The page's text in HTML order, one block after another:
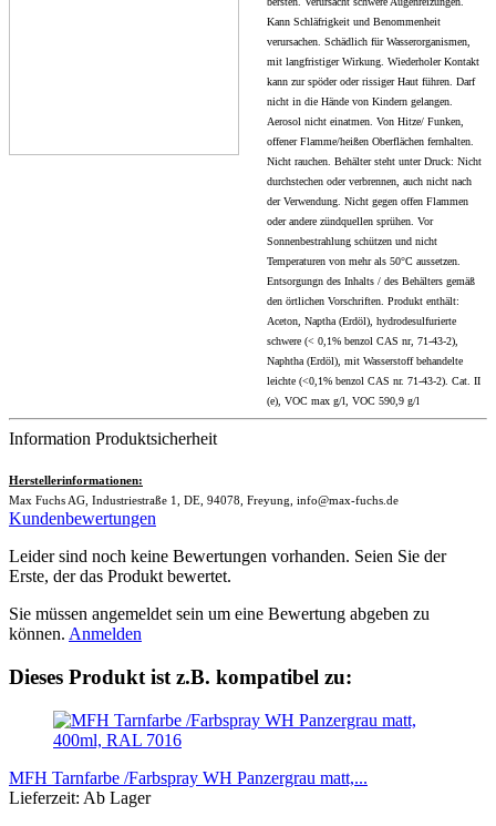
Kann Schläfrigkeit und Benommenheit
verursachen. Schädlich für Wasserorganismen,
mit langfristiger Wirkung. Wiederholer Kontakt
kann zur spöder oder rissiger Haut führen. Darf
nicht in die Hände von Kindern gelangen.
Aerosol nicht einatmen. Von Hitze/ Funken,
offener Flamme/heißen Oberflächen fernhalten.
Nicht rauchen. Behälter steht unter Druck: Nicht
durchstechen oder verbrennen, auch nicht nach
der Verwendung. Nicht gegen offen Flammen
oder andere zündquellen sprühen. Vor
Sonnenbestrahlung schützen und nicht
Temperaturen von mehr als 50°C aussetzen.
Entsorgungn des Inhalts / des Behälters gemäß
den örtlichen Vorschriften. Produkt enthält:
Aceton, Naptha (Erdöl), hydrodesulfurierte
schwere (< 0,1% benzol CAS nr, 71-43-2),
Naphtha (Erdöl), mit Wasserstoff behandelte
leichte (<0,1% benzol CAS nr. 71-43-2). Cat. II
(e), VOC max g/l, VOC 590,9 g/l
Information Produktsicherheit
Herstellerinformationen:
Max Fuchs AG, Industriestraße 1, DE, 94078, Freyung, info@max-fuchs.de
Kundenbewertungen
Leider sind noch keine Bewertungen vorhanden. Seien Sie der
Erste, der das Produkt bewertet.
Sie müssen angemeldet sein um eine Bewertung abgeben zu
können. Anmelden
Dieses Produkt ist z.B. kompatibel zu:
MFH Tarnfarbe /Farbspray WH Panzergrau matt,...
Lieferzeit: Ab Lager